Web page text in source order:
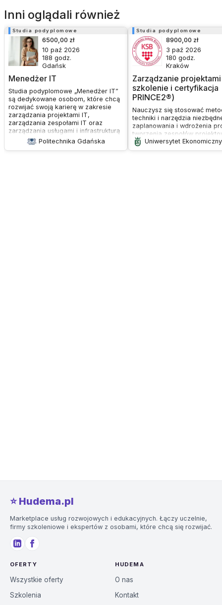
Inni oglądali również
Studia podyplomowe
Menedżer IT
6500,00 zł
10 paź 2026
188 godz.
Gdańsk
Studia podyplomowe „Menedżer IT”
są dedykowane osobom, które chcą
rozwijać swoją karierę w zakresie
zarządzania projektami IT,
zarządzania zespołami IT oraz
zarządzania usługami i infrastrukturą
IT. Celem studiów jest wyposażenie
uczestników w umiejętności i wiedzę
Politechnika Gdańska
Studia podyplomowe
Zarządzanie
szkolenie i certyfikacja
PRINCE2®)
8900,00 zł
3 paź 2026
180 godz.
Kraków
Nauczysz się stosować
techniki i narzędzia
zaplanowania i wdrożenia
tworzenia zespołów
właściwych kanałów
oraz pogłębisz wiedzę na
Uniwersytet
⭐️ Hudema.pl
Marketplace usług rozwojowych i edukacyjnych. Łączy uczelnie,
firmy szkoleniowe i ekspertów z osobami, które chcą się rozwijać.
OFERTY
Wszystkie oferty
Szkolenia
HUDEMA
O nas
Kontakt